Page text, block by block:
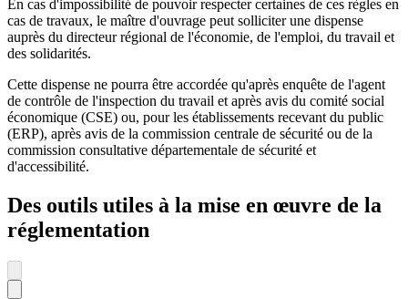
En cas d'impossibilité de pouvoir respecter certaines de ces règles en
cas de travaux, le maître d'ouvrage peut solliciter une dispense
auprès du directeur régional de l'économie, de l'emploi, du travail et
des solidarités.
Cette dispense ne pourra être accordée qu'après enquête de l'agent
de contrôle de l'inspection du travail et après avis du comité social
économique (CSE) ou, pour les établissements recevant du public
(ERP), après avis de la commission centrale de sécurité ou de la
commission consultative départementale de sécurité et
d'accessibilité.
Des outils utiles à la mise en œuvre de la
réglementation